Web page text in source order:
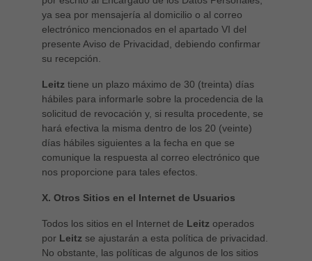
ya sea por mensajería al domicilio o al correo
electrónico mencionados en el apartado VI del
presente Aviso de Privacidad, debiendo confirmar
su recepción.
Leitz tiene un plazo máximo de 30 (treinta) días
hábiles para informarle sobre la procedencia de la
solicitud de revocación y, si resulta procedente, se
hará efectiva la misma dentro de los 20 (veinte)
días hábiles siguientes a la fecha en que se
comunique la respuesta al correo electrónico que
nos proporcione para tales efectos.
X. Otros Sitios en el Internet de Usuarios
Todos los sitios en el Internet de Leitz operados
por Leitz se ajustarán a esta política de privacidad.
No obstante, las políticas de algunos de los sitios